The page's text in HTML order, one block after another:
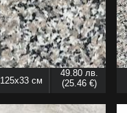
125x33 см
49.80 лв.
(25.46 €)